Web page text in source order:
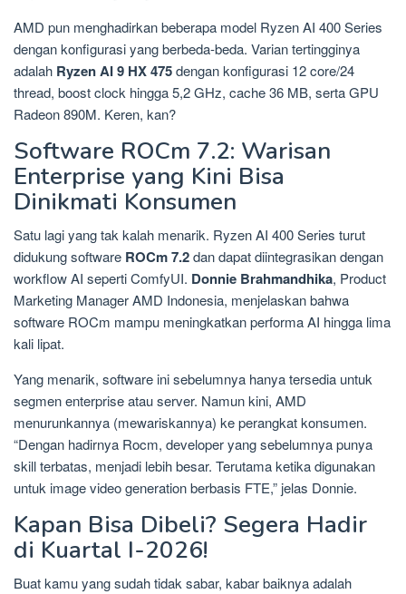
AMD pun menghadirkan beberapa model Ryzen AI 400 Series
dengan konfigurasi yang berbeda-beda. Varian tertingginya
adalah Ryzen AI 9 HX 475dengan konfigurasi 12 core/24
thread, boost clock hingga 5,2 GHz, cache 36 MB, serta GPU
Radeon 890M. Keren, kan?
Software ROCm 7.2: Warisan
Enterprise yang Kini Bisa
Dinikmati Konsumen
Satu lagi yang tak kalah menarik. Ryzen AI 400 Series turut
didukung software ROCm 7.2dan dapat diintegrasikan dengan
workflow AI seperti ComfyUI. Donnie Brahmandhika, Product
Marketing Manager AMD Indonesia, menjelaskan bahwa
software ROCm mampu meningkatkan performa AI hingga lima
kali lipat.
Yang menarik, software ini sebelumnya hanya tersedia untuk
segmen enterprise atau server. Namun kini, AMD
menurunkannya (mewariskannya) ke perangkat konsumen.
“Dengan hadirnya Rocm, developer yang sebelumnya punya
skill terbatas, menjadi lebih besar. Terutama ketika digunakan
untuk image video generation berbasis FTE,” jelas Donnie.
Kapan Bisa Dibeli? Segera Hadir
di Kuartal I-2026!
Buat kamu yang sudah tidak sabar, kabar baiknya adalah